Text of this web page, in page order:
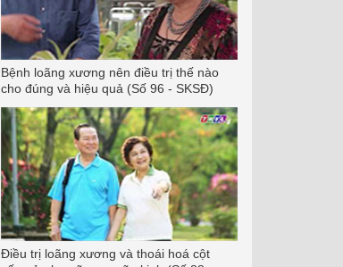
Bệnh loãng xương nên điều trị thế nào
cho đúng và hiệu quả (Số 96 - SKSĐ)
Điều trị loãng xương và thoái hoá cột